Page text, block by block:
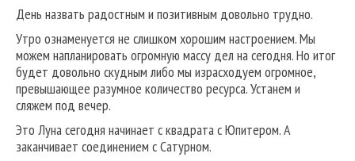
День назвать радостным и позитивным довольно трудно.
Утро ознаменуется не слишком хорошим настроением. Мы
можем напланировать огромную массу дел на сегодня. Но итог
будет довольно скудным либо мы израсходуем огромное,
превышающее разумное количество ресурса. Устанем и
сляжем под вечер.
Это Луна сегодня начинает с квадрата с Юпитером. А
заканчивает соединением с Сатурном.